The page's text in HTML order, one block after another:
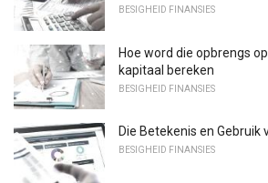
BESIGHEID FINANSIES
Hoe word die opbrengs
kapitaal bereken
BESIGHEID FINANSIES
Die Betekenis en Gebruik
BESIGHEID FINANSIES